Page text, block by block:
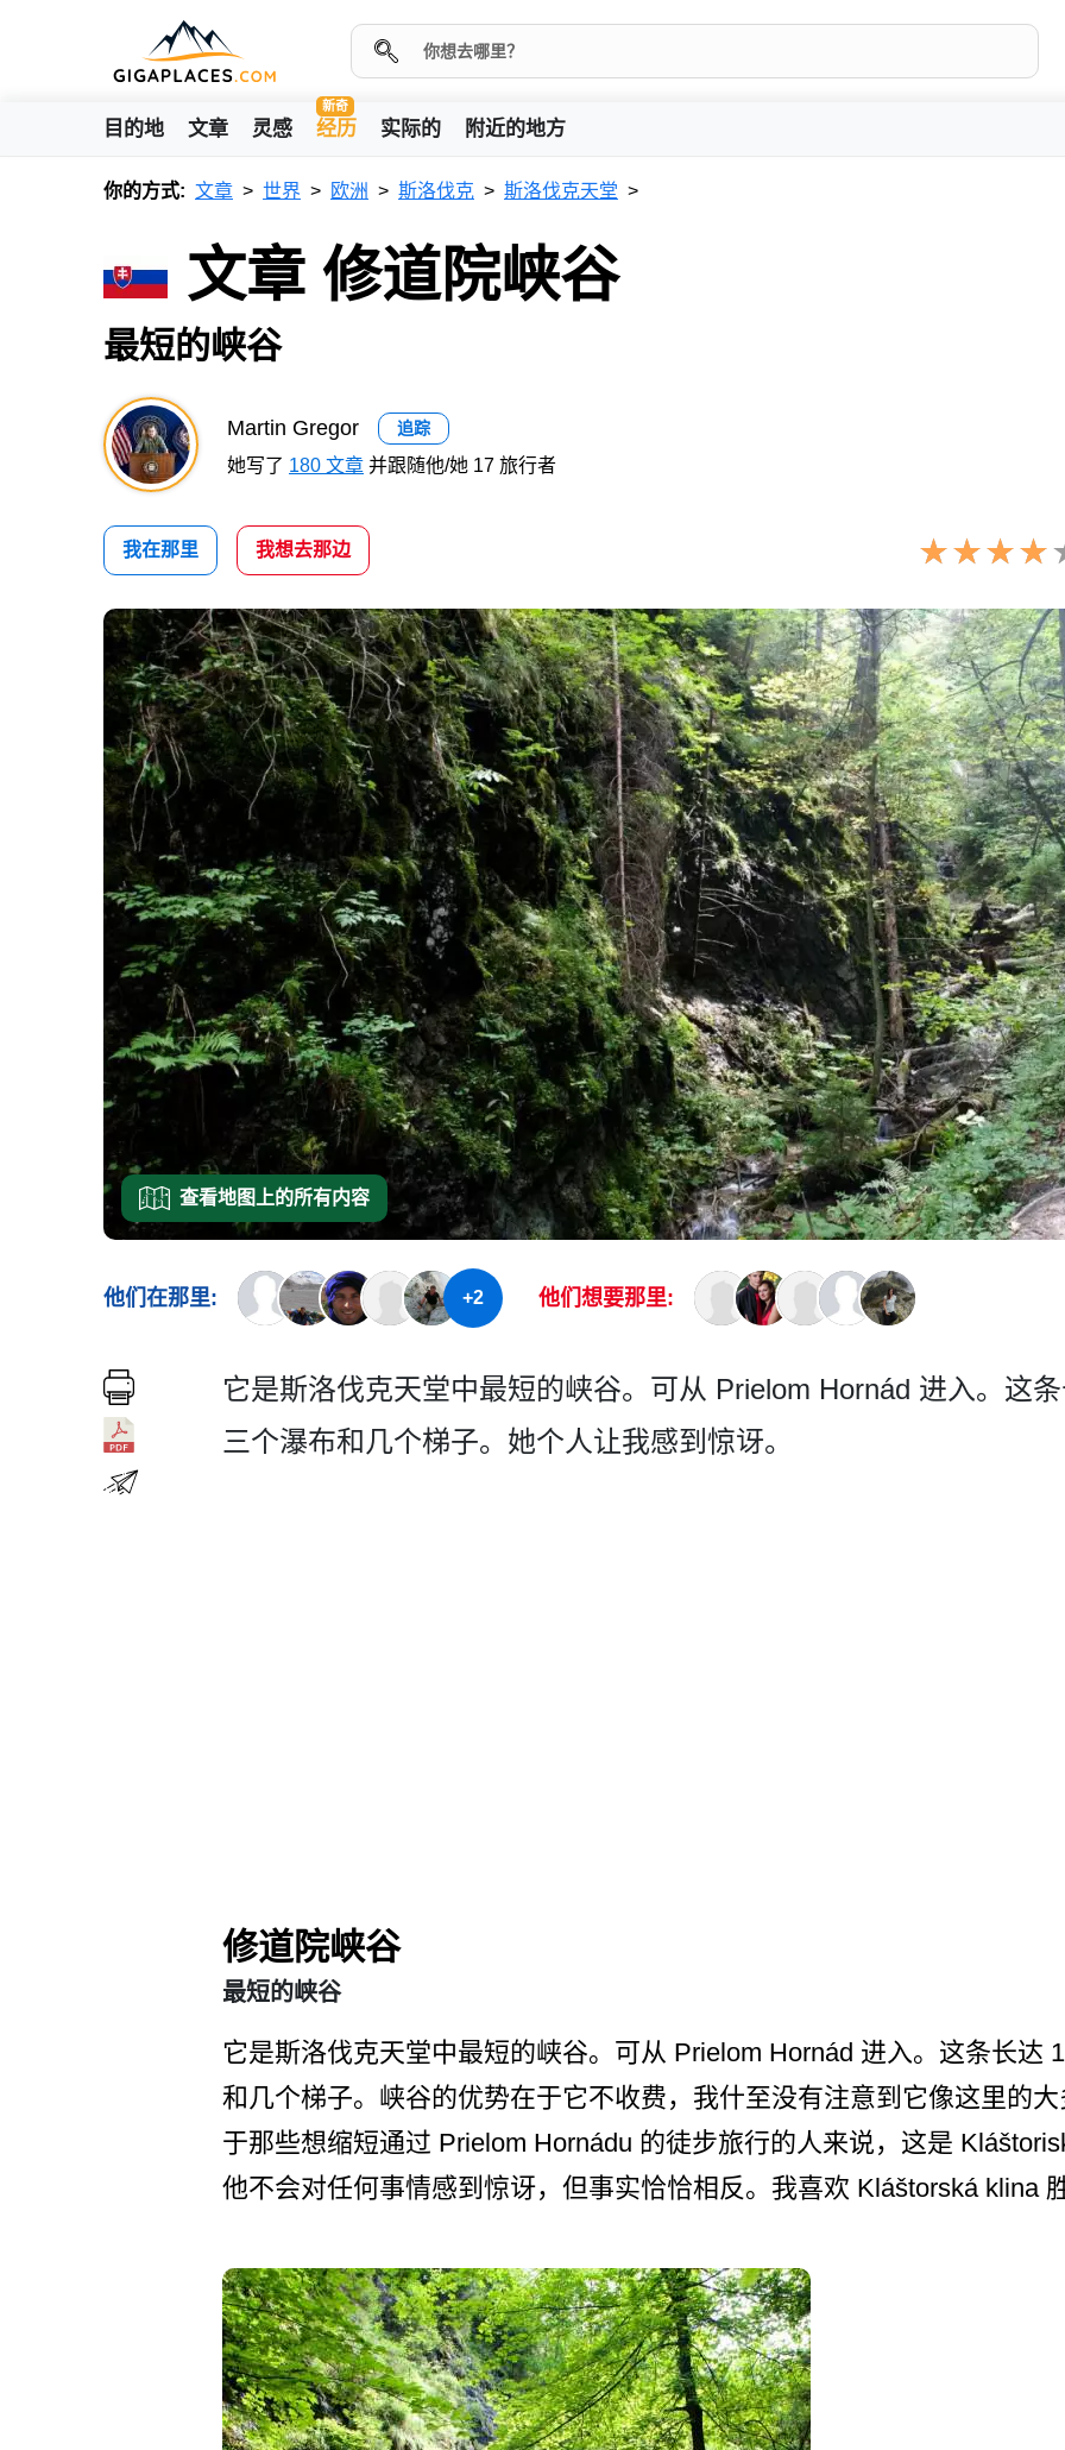
目的地 文章 灵感
新奇
经历 实际的 附近的地方
你的方式: 文章 世界 欧洲 斯洛伐克 斯洛伐克天堂
文章 修道院峡谷
最短的峡谷
Martin Gregor 追踪
她写了 180 文章 并跟随他/她 17 旅行者
我在那里 我想去那边
查看地图上的所有内容
他们在那里: +2 他们想要那里:
它是斯洛伐克天堂中最短的峡谷。可从 Prielom Hornád 进入。这
三个瀑布和­几个梯子。她个人让我感到惊讶。
修道院峡谷
最短的峡谷
它是斯洛伐克天堂中最短的峡谷。可从 Prielom Hornád 进入。这条长达
和­几个梯子。峡谷的优势在于它不收费，我什至没有注意­到它像这里的
于那些想­缩短通过 Prielom Hornádu 的徒步旅行的人来说，这是
他不­会对任何事情感到惊讶，但事实恰恰相反。我喜欢 Kláštorská klina